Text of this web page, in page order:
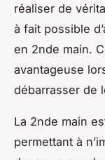
réaliser de
à fait possible
en 2nde main.
avantageuse
débarrasser de
La 2nde main
permettant à